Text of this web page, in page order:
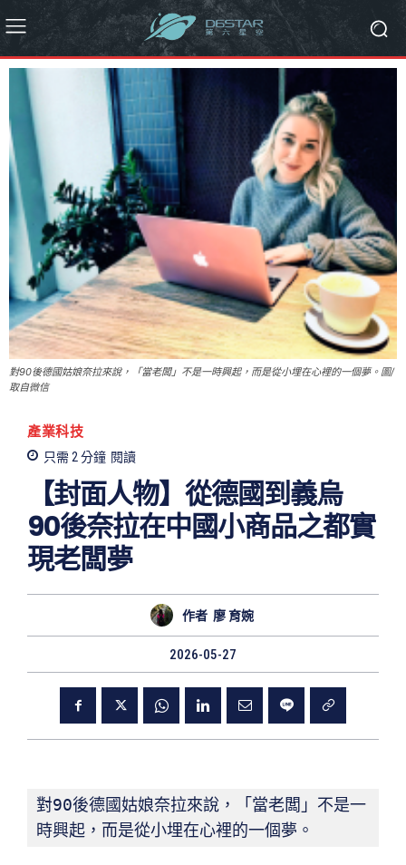
對90後德國姑娘奈拉來說，「當老闆」不是一時興起，而是從小埋在心裡的一個夢。圖/
取自微信
產業科技
只需 2分鐘 閱讀
【封面人物】從德國到義烏
90後奈拉在中國小商品之都實
現老闆夢
作者 廖 育婉
2026-05-27
對90後德國姑娘奈拉來說，「當老闆」不是一
時興起，而是從小埋在心裡的一個夢。